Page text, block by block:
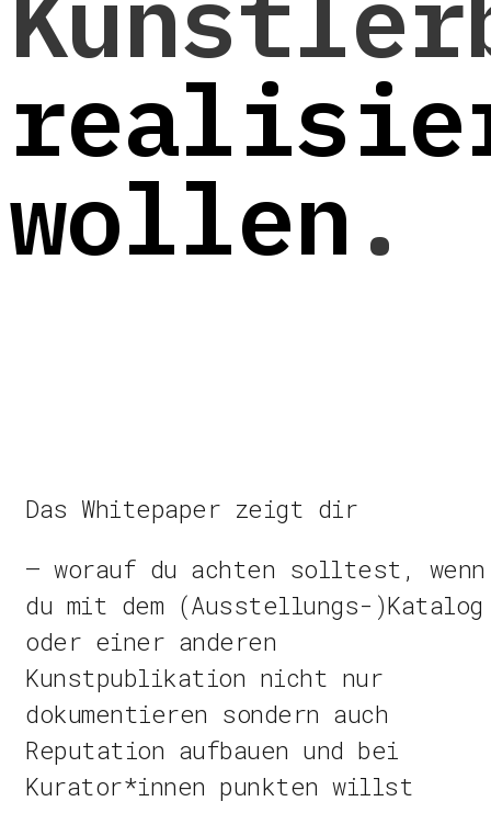
wollen.
Das Whitepaper zeigt dir
– worauf du achten solltest, wenn
du mit dem (Ausstellungs-)Katalog
oder einer anderen
Kunstpublikation nicht nur
dokumentieren sondern auch
Reputation aufbauen und bei
Kurator*innen punkten willst